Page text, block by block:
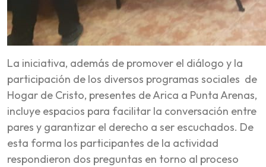
La iniciativa, además de promover el diálogo y la
participación de los diversos programas sociales de
Hogar de Cristo, presentes de Arica a Punta Arenas,
incluye espacios para facilitar la conversación entre
pares y garantizar el derecho a ser escuchados. De
esta forma los participantes de la actividad
respondieron dos preguntas en torno al proceso